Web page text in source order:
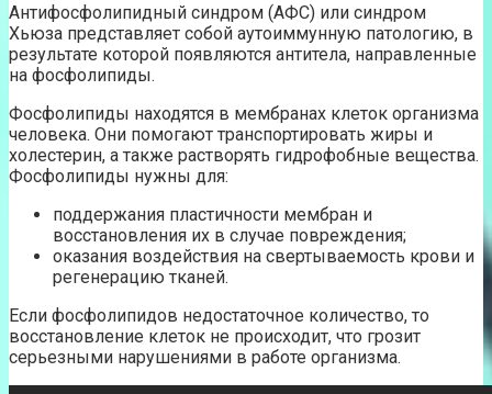
Антифосфолипидный синдром (АФС) или синдром
Хьюза представляет собой аутоиммунную патологию, в
результате которой появляются антитела, направленные
на фосфолипиды.
Фосфолипиды находятся в мембранах клеток организма
человека. Они помогают транспортировать жиры и
холестерин, а также растворять гидрофобные вещества.
Фосфолипиды нужны для:
поддержания пластичности мембран и
восстановления их в случае повреждения;
оказания воздействия на свертываемость крови и
регенерацию тканей.
Если фосфолипидов недостаточное количество, то
восстановление клеток не происходит, что грозит
серьезными нарушениями в работе организма.